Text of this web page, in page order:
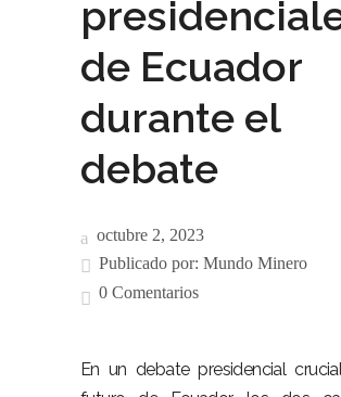
de Ecuador
durante el
debate
octubre 2, 2023
Publicado por: Mundo Minero
0 Comentarios
En un debate presidencial